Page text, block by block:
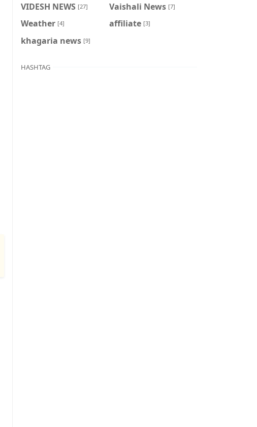
VIDESH NEWS [27] Vaishali News [7]
Weather [4] affiliate [3]
khagaria news [9]
HASHTAG